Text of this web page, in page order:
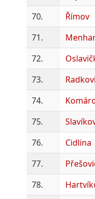
70.
Římov
71.
72.
73.
74.
75.
76.
Cidlina
77.
78.